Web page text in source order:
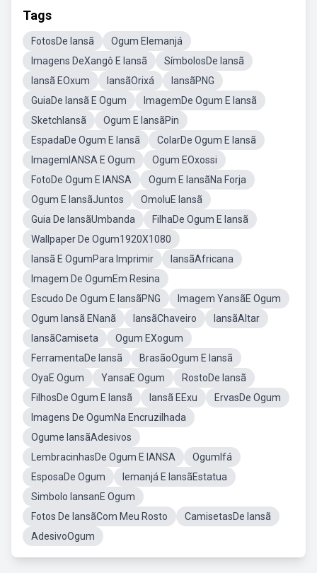
Tags
FotosDe Iansã
Ogum EIemanjá
Imagens DeXangô E Iansã
SímbolosDe Iansã
Iansã EOxum
IansãOrixá
IansãPNG
GuiaDe Iansã E Ogum
ImagemDe Ogum E Iansã
SketchIansã
Ogum E IansãPin
EspadaDe Ogum E Iansã
ColarDe Ogum E Iansã
ImagemIANSA E Ogum
Ogum EOxossi
FotoDe Ogum E IANSA
Ogum E IansãNa Forja
Ogum E IansãJuntos
OmoluE Iansã
Guia De IansãUmbanda
FilhaDe Ogum E Iansã
Wallpaper De Ogum1920X1080
Iansã E OgumPara Imprimir
IansãAfricana
Imagem De OgumEm Resina
Escudo De Ogum E IansãPNG
Imagem YansãE Ogum
Ogum Iansã ENanã
IansãChaveiro
IansãAltar
IansãCamiseta
Ogum EXogum
FerramentaDe Iansã
BrasãoOgum E Iansã
OyaE Ogum
YansaE Ogum
RostoDe Iansã
FilhosDe Ogum E Iansã
Iansã EExu
ErvasDe Ogum
Imagens De OgumNa Encruzilhada
Ogume IansãAdesivos
LembracinhasDe Ogum E IANSA
OgumIfá
EsposaDe Ogum
Iemanjá E IansãEstatua
Simbolo IansanE Ogum
Fotos De IansãCom Meu Rosto
CamisetasDe Iansã
AdesivoOgum